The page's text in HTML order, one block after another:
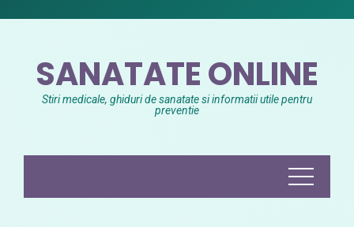
SANATATE ONLINE
Stiri medicale, ghiduri de sanatate si informatii utile pentru
preventie